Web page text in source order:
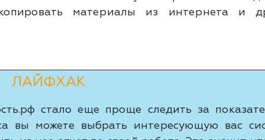
материалы из интернета и
ЛАЙФХАК
стало еще проще следить за
вы можете выбрать интересующую вас